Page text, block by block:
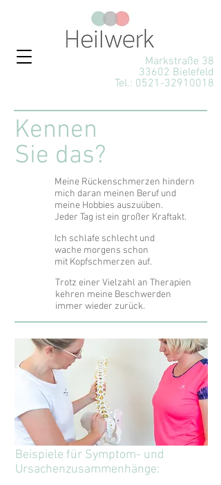
Markstraße 38
33602 Bielefeld
Tel.: 0521-32910018
Kennen
Sie das?
Meine Rückenschmerzen hindern
mich daran meinen Beruf und
meine Hobbies auszuüben.
Jeder Tag ist ein großer Kraftakt.
Ich schlafe schlecht und
wache morgens schon
mit Kopfschmerzen auf.
Trotz einer Vielzahl an Therapien
kehren meine Beschwerden
immer wieder zurück.
Beispiele für Symptom- und
Ursachenzusammenhänge: